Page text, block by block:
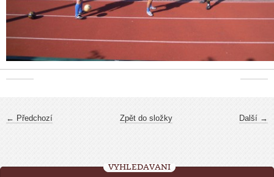
← Předchozí Další →
Zpět do složky
VYHLEDÁVÁNÍ